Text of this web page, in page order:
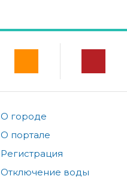
О городе
О портале
Регистрация
Отключение воды